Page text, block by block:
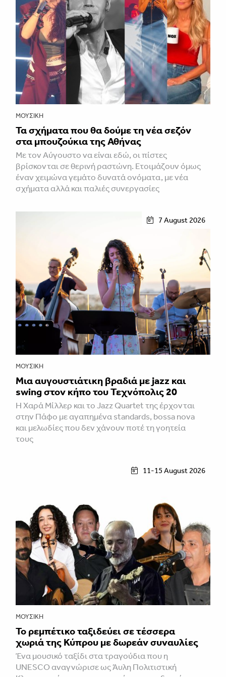
ΜΟΥΣΙΚΉ
Τα σχήματα που θα δούμε τη νέα σεζόν
στα μπουζούκια της Αθήνας
Με τον Αύγουστο να είναι εδώ, οι πίστες
βρίσκονται σε θερινή ραστώνη. Ετοιμάζουν όμως
έναν χειμώνα γεμάτο δυνατά ονόματα, με νέα
σχήματα αλλά και παλιές συνεργασίες
7 August 2026
ΜΟΥΣΙΚΉ
Μια αυγουστιάτικη βραδιά με jazz και
swing στον κήπο του Τεχνόπολις 20
Η Χαρά Μίλλερ και το Jazz Quartet της έρχονται
στην Πάφο με αγαπημένα standards, bossa nova
και μελωδίες που δεν χάνουν ποτέ τη γοητεία
τους
11-15 August 2026
ΜΟΥΣΙΚΉ
Το ρεμπέτικο ταξιδεύει σε τέσσερα
χωριά της Κύπρου με δωρεάν συναυλίες
Ένα μουσικό ταξίδι στα τραγούδια που η
UNESCO αναγνώρισε ως Άυλη Πολιτιστική